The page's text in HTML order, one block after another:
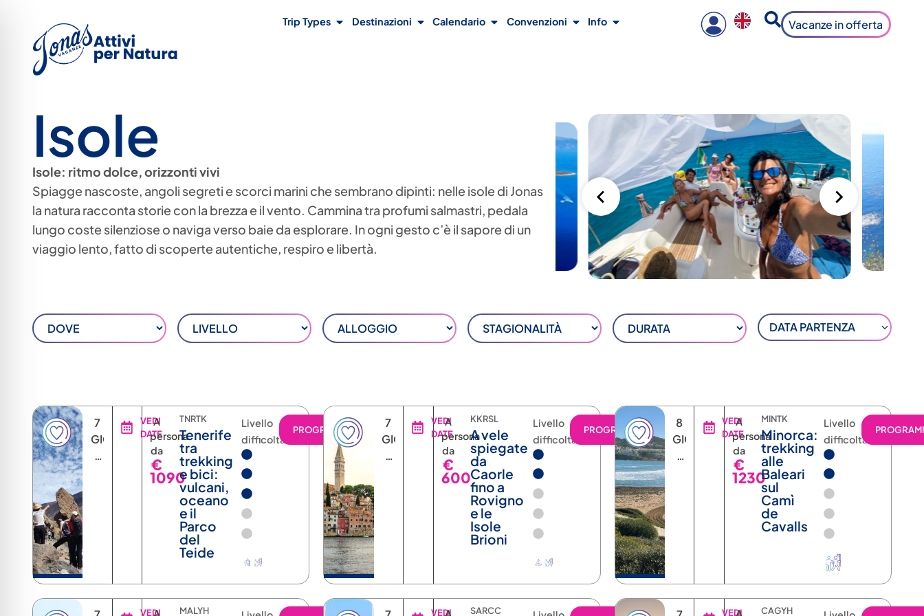
Trip Types Destinazioni Calendario Convenzioni Info Vacanze in offerta
Isole
Isole: ritmo dolce, orizzonti vivi
Spiagge nascoste, angoli segreti e scorci marini che sembrano dipinti: nelle isole di Jonas
la natura racconta storie con la brezza e il vento. Cammina tra profumi salmastri, pedala
lungo coste silenziose o naviga verso baie da esplorare. In ogni gesto c’è il sapore di un
viaggio lento, fatto di scoperte autentiche, respiro e libertà.
DATA PARTENZA
7
GIORNI
6
VEDI
DATE
A
persona
da
€
1090
TNRTK
Tenerife
tra
trekking
e bici:
vulcani,
oceano
e il
Parco
del
Teide
Livello
difficoltà
PROGRAMMA
7
GIORNI
6
VEDI
DATE
A
persona
da
€
600
KKRSL
A vele
spiegate
da
Caorle
fino a
Rovigno
e le
Isole
Brioni
Livello
difficoltà
PROGRAMMA
8
GIORNI
7
VEDI
DATE
A
persona
da
€
1230
MINTK
Minorca:
trekking
alle
Baleari
sul
Camì
de
Cavalls
Livello
difficoltà
VEDI
A
MALYH
VEDI
A
SARCC
VEDI
A
CAGYH